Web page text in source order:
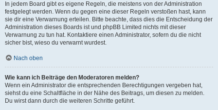
In jedem Board gibt es eigene Regeln, die meistens von der Administration
festgelegt werden. Wenn du gegen eine dieser Regeln verstoßen hast, kann
sie dir eine Verwarnung erteilen. Bitte beachte, dass dies die Entscheidung der
Administration dieses Boards ist und phpBB Limited nichts mit dieser
Verwarnung zu tun hat. Kontaktiere einen Administrator, sofern du die nicht
sicher bist, wieso du verwarnt wurdest.
Nach oben
Wie kann ich Beiträge den Moderatoren melden?
Wenn ein Administrator die entsprechenden Berechtigungen vergeben hat,
siehst du eine Schaltfläche in der Nähe des Beitrags, um diesen zu melden.
Du wirst dann durch die weiteren Schritte geführt.